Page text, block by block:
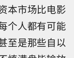
本市场比电影
个人都有可能
至是那些自以